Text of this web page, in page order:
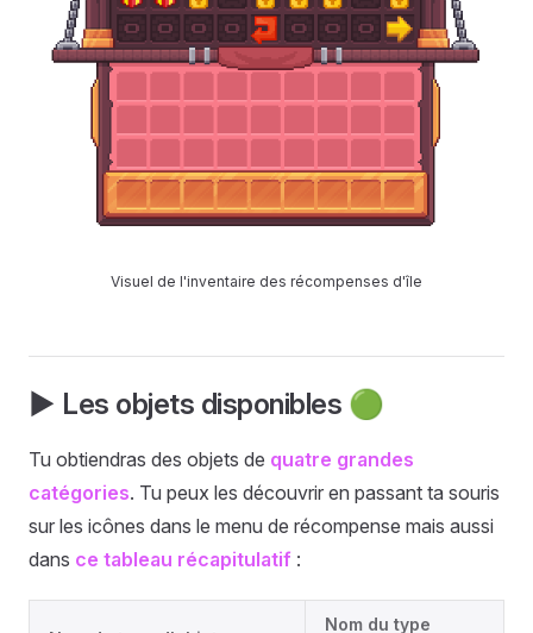
Visuel de l'inventaire des récompenses d'île
▶️ Les objets disponibles 🟢
Tu obtiendras des objets de quatre grandes
catégories. Tu peux les découvrir en passant ta souris
sur les icônes dans le menu de récompense mais aussi
dans ce tableau récapitulatif :
Nom du type